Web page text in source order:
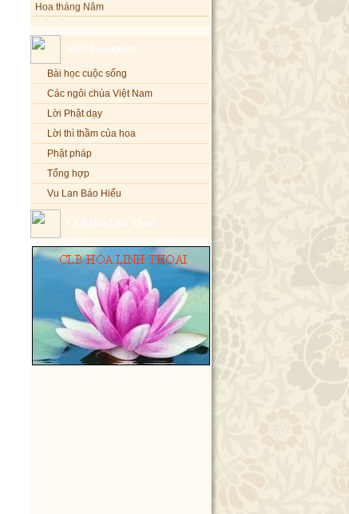
Cổ phần công đức
Đi tìm vũ khúc mùa hè
Mơ màng Phật dạy....
Lời thú tội của chị gái nhỏ nhen
Slide Powerpoint
Bài học cuộc sống
Các ngôi chùa Việt Nam
Lời Phật dạy
Lời thì thầm của hoa
Phật pháp
Tổng hợp
Vu Lan Báo Hiếu
CLB Hoa Linh Thoại